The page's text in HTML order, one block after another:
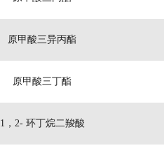
原甲酸三异丙酯
原甲酸三丁酯
1，2- 环丁烷二羧酸